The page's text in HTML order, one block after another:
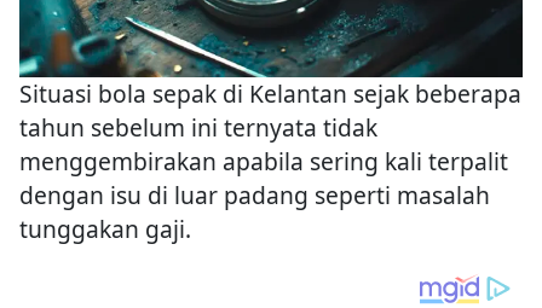
Situasi bola sepak di Kelantan sejak beberapa
tahun sebelum ini ternyata tidak
menggembirakan apabila sering kali terpalit
dengan isu di luar padang seperti masalah
tunggakan gaji.